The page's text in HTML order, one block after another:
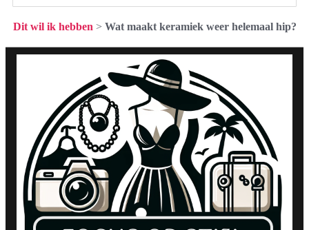
Dit wil ik hebben > Wat maakt keramiek weer helemaal hip?